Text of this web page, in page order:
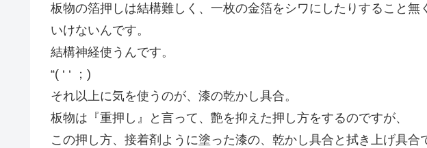
板物の箔押しは結構難しく、一枚の金箔をシワにしたりすること
いけないんです。
結構神経使うんです。
“( ‘ ‘ ；)
それ以上に気を使うのが、漆の乾かし具合。
板物は『重押し』と言って、艶を抑えた押し方をするのですが、
この押し方、接着剤ように塗った漆の、乾かし具合と拭き上げ具合